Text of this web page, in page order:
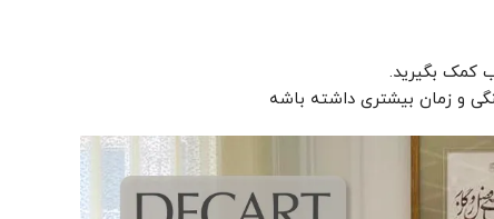
کمک بگیرید.
و زمان بیشتری داشته باشه